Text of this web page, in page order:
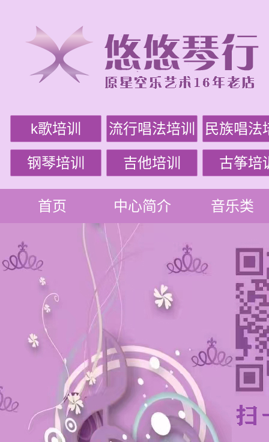
k歌培训 流行唱法培训 民族唱法
钢琴培训 吉他培训 古筝培
首页 中心简介 音乐类